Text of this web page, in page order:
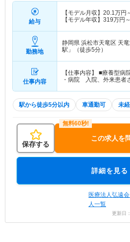
給与
【モデル月収】 20.1万円
【モデル年収】 319万円～
勤務地
静岡県 浜松市天竜区 天
駅」（徒歩5分）
仕事内容
【仕事内容】 ■療養型病
・病院 入院、外来患者
駅から徒歩5分以内 車通勤可 未
保存する
この求人を
詳細を見る
医療法人弘遠
人一覧
更新日